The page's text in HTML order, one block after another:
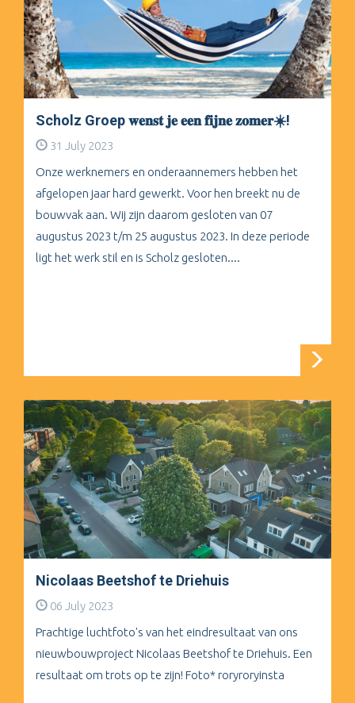
Scholz Groep 𝐰𝐞𝐧𝐬𝐭 𝐣𝐞 𝐞𝐞𝐧 𝐟𝐢𝐣𝐧𝐞 𝐳𝐨𝐦𝐞𝐫☀️!
31 July 2023
Onze werknemers en onderaannemers hebben het
afgelopen jaar hard gewerkt. Voor hen breekt nu de
bouwvak aan. Wij zijn daarom gesloten van 07
augustus 2023 t/m 25 augustus 2023. In deze periode
ligt het werk stil en is Scholz gesloten....
Nicolaas Beetshof te Driehuis
06 July 2023
Prachtige luchtfoto's van het eindresultaat van ons
nieuwbouwproject Nicolaas Beetshof te Driehuis. Een
resultaat om trots op te zijn! Foto* roryroryinsta